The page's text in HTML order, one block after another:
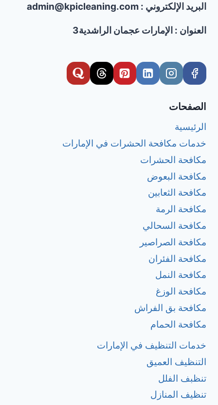
البريد الإلكتروني : admin@kpicleaning.com
العنوان : الإمارات عجمان الراشدية3
الصفحات
الرئيسية
خدمات مكافحة الحشرات في الإمارات
مكافحة الحشرات
مكافحة البعوض
مكافحة الثعابين
مكافحة الرمة
مكافحة السحالي
مكافحة الصراصير
مكافحة الفئران
مكافحة النمل
مكافحة الوزغ
مكافحة بق الفراش
مكافحة الحمام
خدمات التنظيف في الإمارات
التنظيف العميق
تنظبف الفلل
تنظيف المنازل